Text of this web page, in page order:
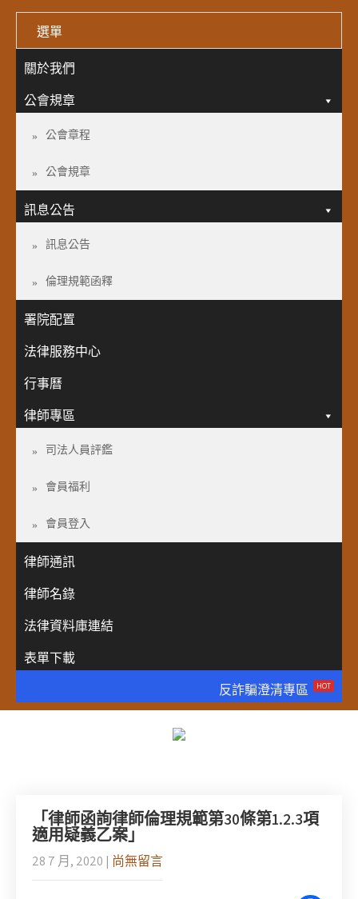
選單
關於我們
公會規章
公會章程
公會規章
訊息公告
訊息公告
倫理規範函釋
署院配置
法律服務中心
行事曆
律師專區
司法人員評鑑
會員福利
會員登入
律師通訊
律師名錄
法律資料庫連結
表單下載
反詐騙澄清專區
HOT
「律師函詢律師倫理規範第30條第1.2.3項
適用疑義乙案」
28 7 月, 2020 | 尚無留言